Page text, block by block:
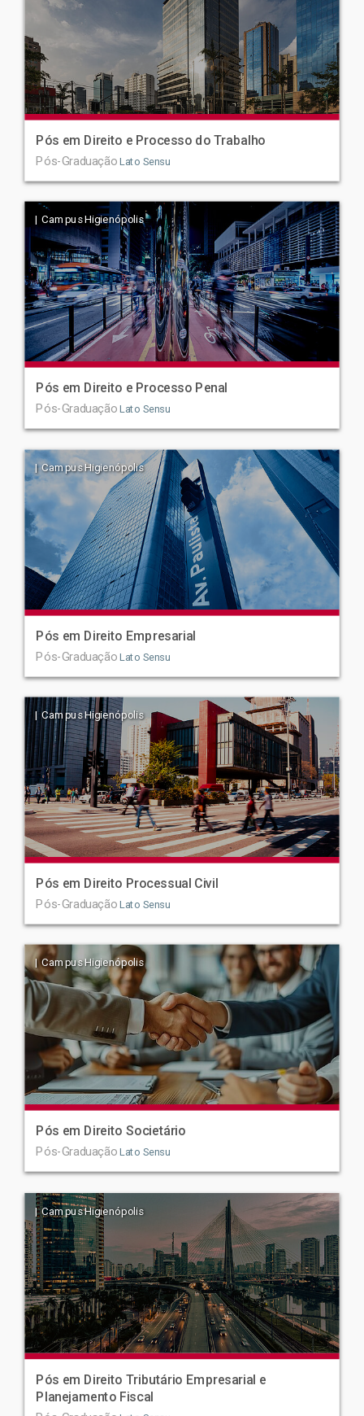
Pós em Direito e Processo do Trabalho
Pós-Graduação Lato Sensu
| Campus Higienópolis
Pós em Direito e Processo Penal
Pós-Graduação Lato Sensu
| Campus Higienópolis
Pós em Direito Empresarial
Pós-Graduação Lato Sensu
| Campus Higienópolis
Pós em Direito Processual Civil
Pós-Graduação Lato Sensu
| Campus Higienópolis
Pós em Direito Societário
Pós-Graduação Lato Sensu
| Campus Higienópolis
Pós em Direito Tributário Empresarial e
Planejamento Fiscal